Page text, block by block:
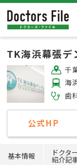
TK海浜幕張デ
千
海
歯
公式HP
基本情報 ドクタ
紹介記